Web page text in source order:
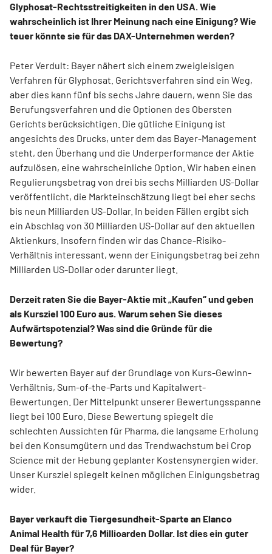
Glyphosat-Rechtsstreitigkeiten in den USA. Wie
wahrscheinlich ist Ihrer Meinung nach eine Einigung? Wie
teuer könnte sie für das DAX-Unternehmen werden?
Peter Verdult: Bayer nähert sich einem zweigleisigen
Verfahren für Glyphosat. Gerichtsverfahren sind ein Weg,
aber dies kann fünf bis sechs Jahre dauern, wenn Sie das
Berufungsverfahren und die Optionen des Obersten
Gerichts berücksichtigen. Die gütliche Einigung ist
angesichts des Drucks, unter dem das Bayer-Management
steht, den Überhang und die Underperformance der Aktie
aufzulösen, eine wahrscheinliche Option. Wir haben einen
Regulierungsbetrag von drei bis sechs Milliarden US-Dollar
veröffentlicht, die Markteinschätzung liegt bei eher sechs
bis neun Milliarden US-Dollar. In beiden Fällen ergibt sich
ein Abschlag von 30 Milliarden US-Dollar auf den aktuellen
Aktienkurs. Insofern finden wir das Chance-Risiko-
Verhältnis interessant, wenn der Einigungsbetrag bei zehn
Milliarden US-Dollar oder darunter liegt.
Derzeit raten Sie die Bayer-Aktie mit „Kaufen“ und geben
als Kursziel 100 Euro aus. Warum sehen Sie dieses
Aufwärtspotenzial? Was sind die Gründe für die
Bewertung?
Wir bewerten Bayer auf der Grundlage von Kurs-Gewinn-
Verhältnis, Sum-of-the-Parts und Kapitalwert-
Bewertungen. Der Mittelpunkt unserer Bewertungsspanne
liegt bei 100 Euro. Diese Bewertung spiegelt die
schlechten Aussichten für Pharma, die langsame Erholung
bei den Konsumgütern und das Trendwachstum bei Crop
Science mit der Hebung geplanter Kostensynergien wider.
Unser Kursziel spiegelt keinen möglichen Einigungsbetrag
wider.
Bayer verkauft die Tiergesundheit-Sparte an Elanco
Animal Health für 7,6 Millioarden Dollar. Ist dies ein guter
Deal für Bayer?